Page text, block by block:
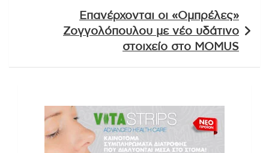
Επανέρχονται οι «Ομπρέλες»
Ζογγολόπουλου με νέο υδάτινο
στοιχείο στο MOMUS